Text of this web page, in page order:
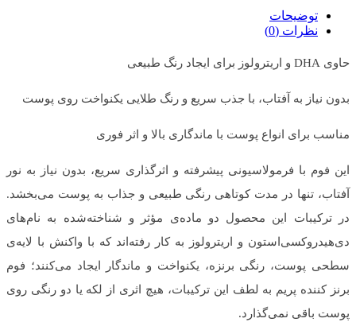
توضیحات
نظرات (0)
حاوی DHA و اریترولوز برای ایجاد رنگ طبیعی
بدون نیاز به آفتاب، با جذب سریع و رنگ طلایی یکنواخت روی پوست
مناسب برای انواع پوست با ماندگاری بالا و اثر فوری
این فوم با فرمولاسیونی پیشرفته و اثرگذاری سریع، بدون نیاز به نور
آفتاب، تنها در مدت کوتاهی رنگی طبیعی و جذاب به پوست می‌بخشد.
در ترکیبات این محصول دو ماده‌ی مؤثر و شناخته‌شده به نام‌های
دی‌هیدروکسی‌استون و اریترولوز به کار رفته‌اند که با واکنش با لایه‌ی
سطحی پوست، رنگی برنزه، یکنواخت و ماندگار ایجاد می‌کنند؛ فوم
برنز کننده پریم به ‌لطف این ترکیبات، هیچ اثری از لکه یا دو رنگی روی
پوست باقی نمی‌گذارد.